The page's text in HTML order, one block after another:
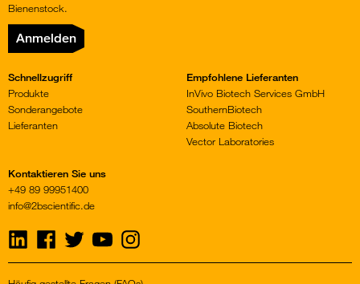
Bienenstock.
Anmelden
Schnellzugriff
Produkte
Sonderangebote
Lieferanten
Empfohlene Lieferanten
InVivo Biotech Services GmbH
SouthernBiotech
Absolute Biotech
Vector Laboratories
Kontaktieren Sie uns
+49 89 99951400
info@2bscientific.de
Visit
us
on
Visit
on
Visit
us
on
Visit
us
on
Visit
us
on